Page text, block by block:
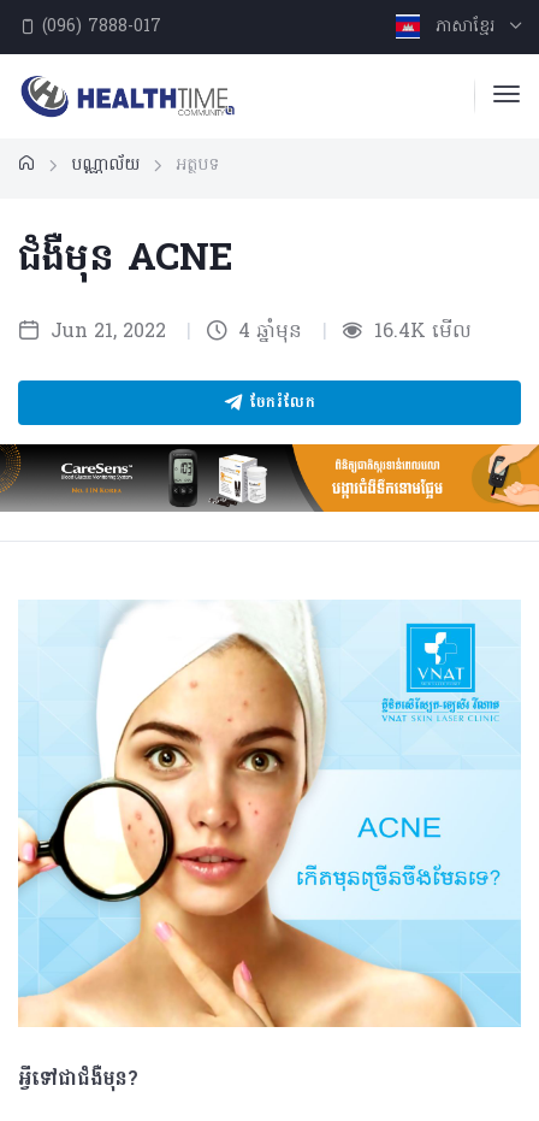
(096) 7888-017 ភាសាខ្មែរ
បណ្ណាល័យ អត្ថបទ
ជំងឺមុន ACNE
Jun 21, 2022 | 4 ឆ្នាំមុន | 16.4K មើល
ចែករំលែក
អី្វទៅជាជំងឺមុន?